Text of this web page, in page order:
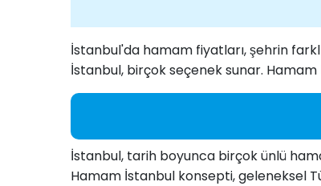
İstanbul'da hamam fiyatları, şehrin
İstanbul, birçok seçenek sunar.
İstanbul, tarih boyunca birçok ünlü
Hamam İstanbul konsepti, geleneksel